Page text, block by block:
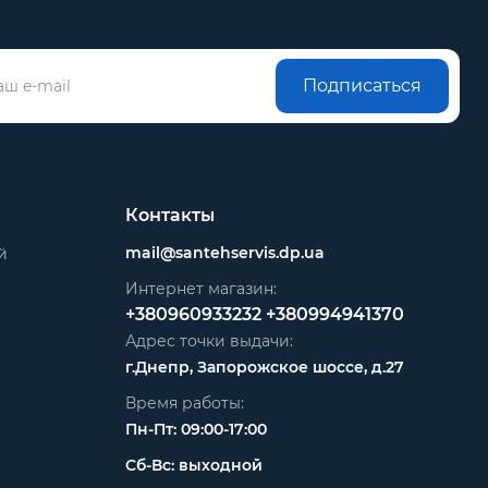
Подписаться
Контакты
mail@santehservis.dp.ua
Интернет магазин:
+380960933232 +380994941370
Адрес точки выдачи:
г.Днепр, Запорожское шоссе, д.27
Время работы:
Пн-Пт: 09:00-17:00
Сб-Вс: выходной